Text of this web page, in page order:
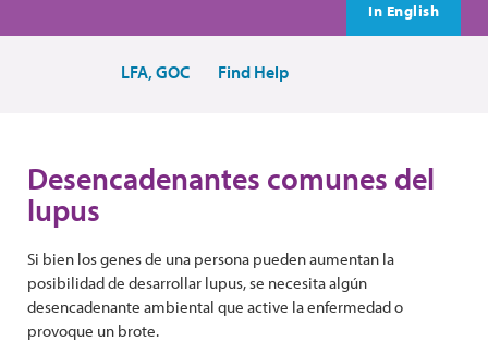
In English
LFA, GOC Find Help
Desencadenantes comunes del
lupus
Si bien los genes de una persona pueden aumentan la
posibilidad de desarrollar lupus, se necesita algún
desencadenante ambiental que active la enfermedad o
provoque un brote.